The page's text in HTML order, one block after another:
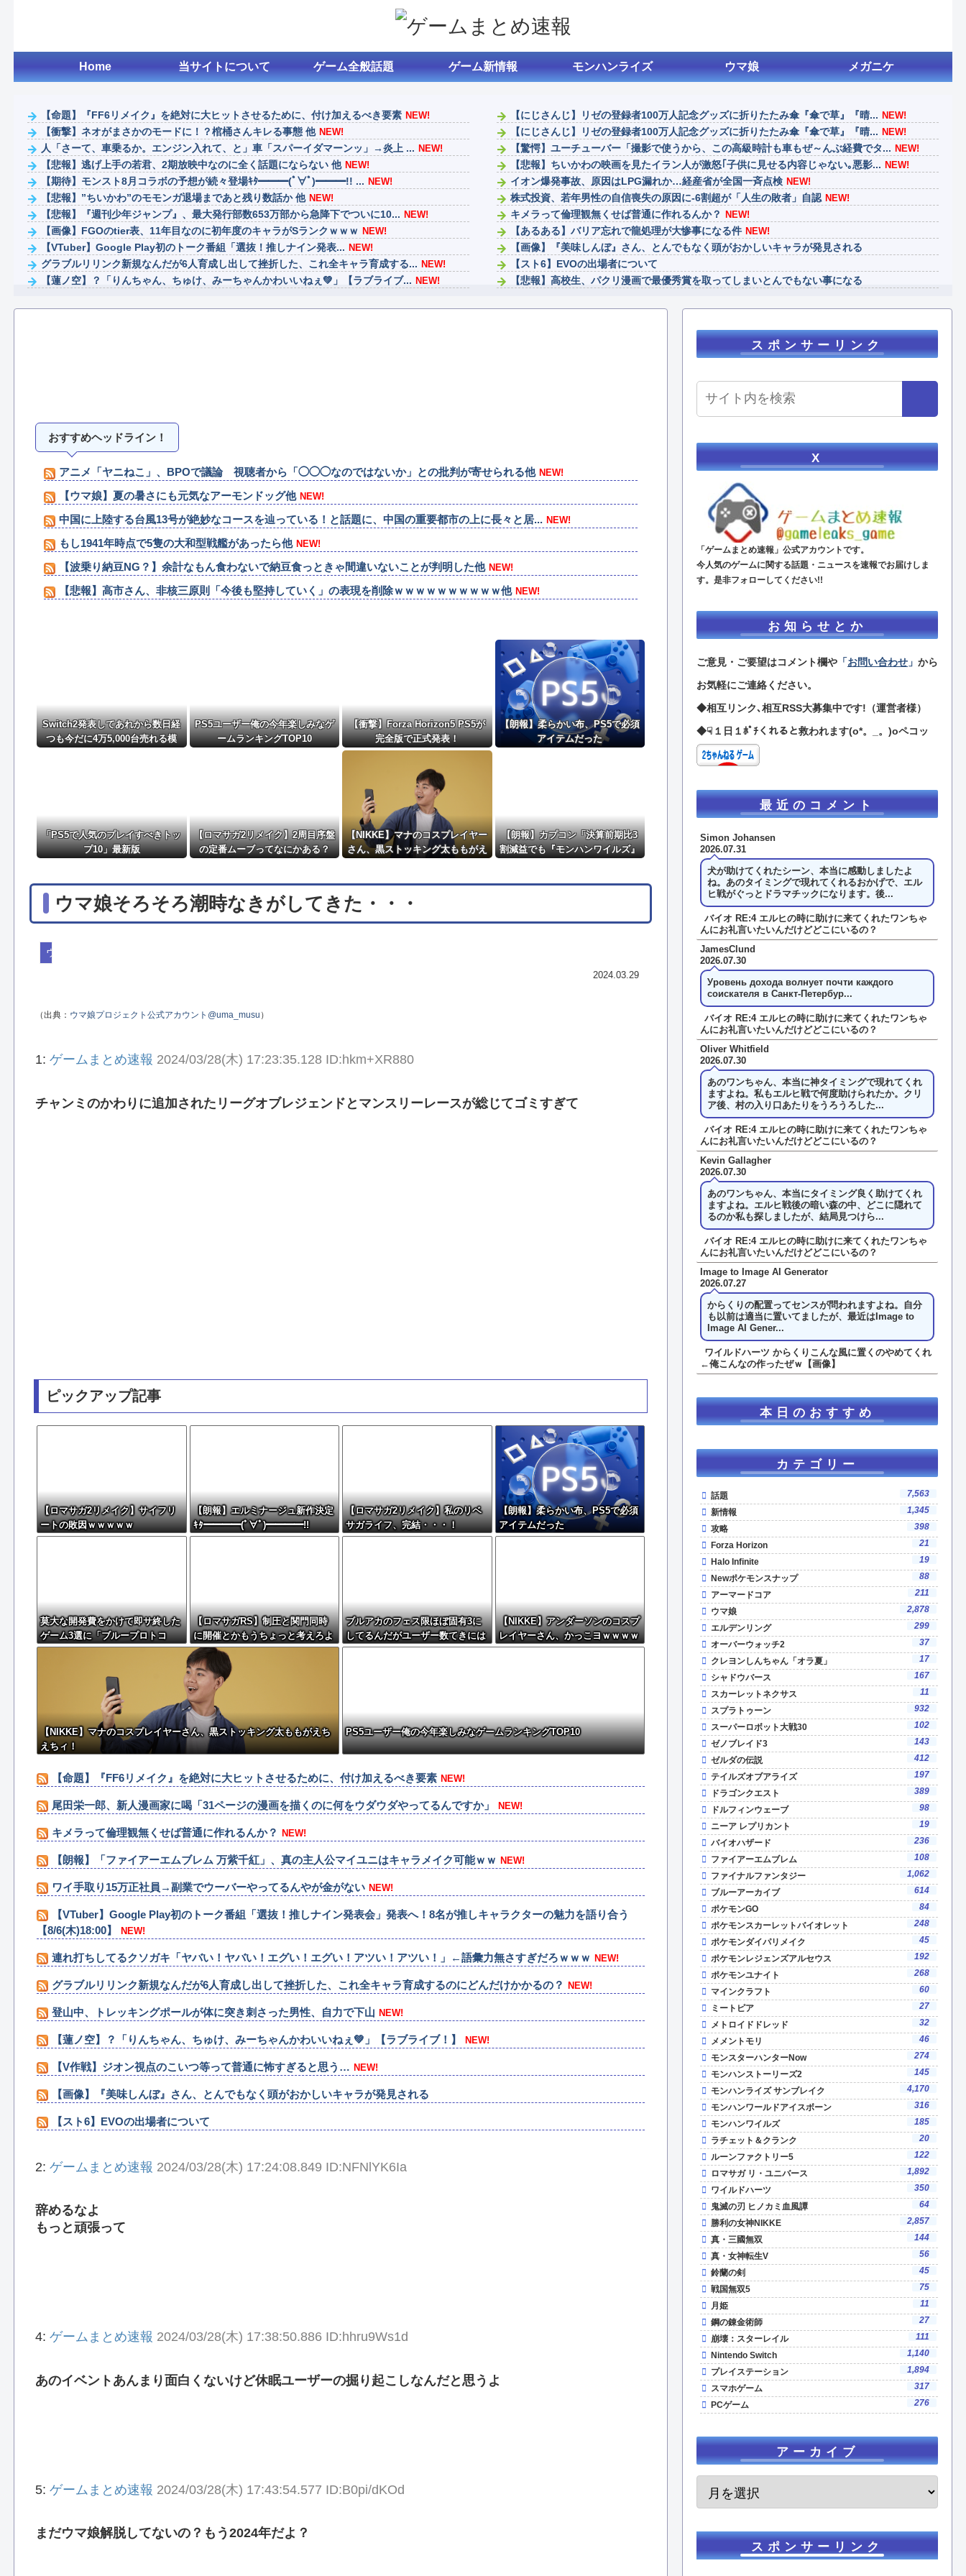
Home 当サイトについて ゲーム全般話題 ゲーム新情報 モンハンライズ ウマ娘 メガニケ
【命題】『FF6リメイク』を絶対に大ヒットさせるために、付け加えるべき要素 NEW!
【衝撃】ネオがまさかのモードに！？棺桶さんキレる事態 他 NEW!
人「さーて、車乗るか。エンジン入れて、と」車「スパーイダマーンッ」→炎上 ... NEW!
【悲報】逃げ上手の若君、2期放映中なのに全く話題にならない 他 NEW!
【期待】モンスト8月コラボの予想が続々登場ｷﾀ━━━(ﾟ∀ﾟ)━━━!! ... NEW!
【悲報】”ちいかわ”のモモンガ退場まであと残り数話か 他 NEW!
【悲報】『週刊少年ジャンプ』、最大発行部数653万部から急降下でついに10... NEW!
【画像】FGOのtier表、11年目なのに初年度のキャラがSランクｗｗｗ NEW!
【VTuber】Google Play初のトーク番組「選抜！推しナイン発表... NEW!
グラブルリリンク新規なんだが6人育成し出して挫折した、これ全キャラ育成する... NEW!
【蓮ノ空】？「りんちゃん、ちゅけ、みーちゃんかわいいねぇ💚」【ラブライブ... NEW!
【にじさんじ】リゼの登録者100万人記念グッズに折りたたみ傘『傘で草』『晴... NEW!
【にじさんじ】リゼの登録者100万人記念グッズに折りたたみ傘『傘で草』『晴... NEW!
【驚愕】ユーチューバー「撮影で使うから、この高級時計も車もぜ～んぶ経費でタ... NEW!
【悲報】ちいかわの映画を見たイラン人が激怒｢子供に見せる内容じゃない｡悪影... NEW!
イオン爆発事故、原因はLPG漏れか…経産省が全国一斉点検 NEW!
株式投資、若年男性の自信喪失の原因に-6割超が「人生の敗者」自認 NEW!
キメラって倫理観無くせば普通に作れるんか？ NEW!
【あるある】バリア忘れで龍処理が大惨事になる件 NEW!
【画像】『美味しんぼ』さん、とんでもなく頭がおかしいキャラが発見される
【スト6】EVOの出場者について
【悲報】高校生、パクリ漫画で最優秀賞を取ってしまいとんでもない事になる
ナイトレインは成功したけど、ダスクブラッドは爆死しそうだよね笑
おすすめヘッドライン！
アニメ「ヤニねこ」、BPOで議論 視聴者から「◯◯◯なのではないか」との批判が寄せられる他 NEW!
【ウマ娘】夏の暑さにも元気なアーモンドッグ他 NEW!
中国に上陸する台風13号が絶妙なコースを辿っている！と話題に、中国の重要都市の上に長々と居... NEW!
もし1941年時点で5隻の大和型戦艦があったら他 NEW!
【波乗り納豆NG？】余計なもん食わないで納豆食っときゃ間違いないことが判明した他 NEW!
【悲報】高市さん、非核三原則「今後も堅持していく」の表現を削除ｗｗｗｗｗｗｗｗｗｗ他 NEW!
グラブルリリンク新規なんだが6人育成し出して挫折した、これ全キャラ育成するのにどんだけかか... NEW!
Switch2発表してあれから数日経
つも今だに4万5,000台売れる模
PS5ユーザー俺の今年楽しみなゲ
ームランキングTOP10
【衝撃】Forza Horizon5 PS5が
完全版で正式発表！
【朗報】柔らかい布、PS5で必須
アイテムだった
「PS5で人気のプレイすべきトッ
プ10」最新版
【ロマサガ2リメイク】2周目序盤
の定番ムーブってなにかある？
【NIKKE】マナのコスプレイヤー
さん、黒ストッキング太ももがえ
【朗報】カプコン「決算前期比3
割減益でも『モンハンワイルズ』
ウマ娘そろそろ潮時なきがしてきた・・・
ウマ娘
2024.03.29
（出典： ウマ娘プロジェクト公式アカウント@uma_musu ）
1: ゲームまとめ速報 2024/03/28(木) 17:23:35.128 ID:hkm+XR880
チャンミのかわりに追加されたリーグオブレジェンドとマンスリーレースが総じてゴミすぎて
ピックアップ記事
【ロマサガ2リメイク】サイフリ
ートの敗因ｗｗｗｗｗ
【朗報】エルミナージュ新作決定
ｷﾀ━━━━(ﾟ∀ﾟ)━━━━!!
【ロマサガ2リメイク】私のリベ
サガライフ、完結・・・！
【朗報】柔らかい布、PS5で必須
アイテムだった
莫大な開発費をかけて即サ終した
ゲーム3選に「ブループロトコ
ル」「バビロン」「コンコード」
【ロマサガRS】制圧と関門同時
に開催とかもうちょっと考えろよ
w
ブルアカのフェス限ほぼ固有3に
してるんだがユーザー数てきには
どんなもん？
【NIKKE】アンダーソンのコスプ
レイヤーさん、かっこヨｗｗｗｗ
ｗｗ
【NIKKE】マナのコスプレイヤーさん、黒ストッキング太ももがえち
えちィ！
PS5ユーザー俺の今年楽しみなゲームランキングTOP10
【命題】『FF6リメイク』を絶対に大ヒットさせるために、付け加えるべき要素 NEW!
尾田栄一郎、新人漫画家に喝「31ページの漫画を描くのに何をウダウダやってるんですか」 NEW!
キメラって倫理観無くせば普通に作れるんか？ NEW!
【朗報】「ファイアーエムブレム 万紫千紅」、真の主人公マイユニはキャラメイク可能ｗｗ NEW!
ワイ手取り15万正社員→副業でウーバーやってるんやが金がない NEW!
【VTuber】Google Play初のトーク番組「選抜！推しナイン発表会」発表へ！8名が推しキャラクターの魅力を語り合う
【8/6(木)18:00】
NEW!
連れ打ちしてるクソガキ「ヤバい！ヤバい！エグい！エグい！アツい！アツい！」←語彙力無さすぎだろｗｗｗ NEW!
グラブルリリンク新規なんだが6人育成し出して挫折した、これ全キャラ育成するのにどんだけかかるの？ NEW!
登山中、トレッキングポールが体に突き刺さった男性、自力で下山 NEW!
【蓮ノ空】？「りんちゃん、ちゅけ、みーちゃんかわいいねぇ💚」【ラブライブ！】 NEW!
【V作戦】ジオン視点のこいつ等って普通に怖すぎると思う… NEW!
【画像】『美味しんぼ』さん、とんでもなく頭がおかしいキャラが発見される
【スト6】EVOの出場者について
2: ゲームまとめ速報 2024/03/28(木) 17:24:08.849 ID:NFNlYK6Ia
辞めるなよ
もっと頑張って
4: ゲームまとめ速報 2024/03/28(木) 17:38:50.886 ID:hhru9Ws1d
あのイベントあんまり面白くないけど休眠ユーザーの掘り起こしなんだと思うよ
5: ゲームまとめ速報 2024/03/28(木) 17:43:54.577 ID:B0pi/dKOd
まだウマ娘解脱してないの？もう2024年だよ？
スポンサーリンク
X
「ゲームまとめ速報」公式アカウントです。
今人気のゲームに関する話題・ニュースを速報でお届けしま
す。是非フォローしてください!!
お知らせとか
ご意見・ご要望はコメント欄や 「お問い合わせ 」 から
お気軽にご連絡ください。
◆相互リンク､相互RSS大募集中です!（運営者様）
◆☟１日１ﾎﾟﾁくれると救われます(o*。_。)oペコッ
最近のコメント
Simon Johansen
2026.07.31
犬が助けてくれたシーン、本当に感動しましたよ
ね。あのタイミングで現れてくれるおかげで、エル
ヒ戦がぐっとドラマチックになります。後...
バイオ RE:4 エルヒの時に助けに来てくれたワンちゃ
んにお礼言いたいんだけどどこにいるの？
JamesClund
2026.07.30
Уровень дохода волнует почти каждого
соискателя в Санкт-Петербур...
バイオ RE:4 エルヒの時に助けに来てくれたワンちゃ
んにお礼言いたいんだけどどこにいるの？
Oliver Whitfield
2026.07.30
あのワンちゃん、本当に神タイミングで現れてくれ
ますよね。私もエルヒ戦で何度助けられたか。クリ
ア後、村の入り口あたりをうろうろした...
バイオ RE:4 エルヒの時に助けに来てくれたワンちゃ
んにお礼言いたいんだけどどこにいるの？
Kevin Gallagher
2026.07.30
あのワンちゃん、本当にタイミング良く助けてくれ
ますよね。エルヒ戦後の暗い森の中、どこに隠れて
るのか私も探しましたが、結局見つけら...
バイオ RE:4 エルヒの時に助けに来てくれたワンちゃ
んにお礼言いたいんだけどどこにいるの？
Image to Image AI Generator
2026.07.27
からくりの配置ってセンスが問われますよね。自分
も以前は適当に置いてましたが、最近はImage to
Image AI Gener...
ワイルドハーツ からくりこんな風に置くのやめてくれ
←俺こんなの作ったぜｗ【画像】
本日のおすすめ
カテゴリー
話題
7,563
新情報
1,345
攻略
398
Forza Horizon
21
Halo Infinite
19
Newポケモンスナップ
88
アーマードコア
211
ウマ娘
2,878
エルデンリング
299
オーバーウォッチ2
37
クレヨンしんちゃん「オラ夏」
17
シャドウバース
167
スカーレットネクサス
11
スプラトゥーン
932
スーパーロボット大戦30
102
ゼノブレイド3
143
ゼルダの伝説
412
テイルズオブアライズ
197
ドラゴンクエスト
389
ドルフィンウェーブ
98
ニーア レプリカント
19
バイオハザード
236
ファイアーエムブレム
108
ファイナルファンタジー
1,062
ブルーアーカイブ
614
ポケモンGO
84
ポケモンスカーレットバイオレット
248
ポケモンダイパリメイク
45
ポケモンレジェンズアルセウス
192
ポケモンユナイト
268
マインクラフト
60
ミートピア
27
メトロイドドレッド
32
メメントモリ
46
モンスターハンターNow
274
モンハンストーリーズ2
145
モンハンライズ サンブレイク
4,170
モンハンワールドアイスボーン
316
モンハンワイルズ
185
ラチェット＆クランク
20
ルーンファクトリー5
122
ロマサガ リ・ユニバース
1,892
ワイルドハーツ
350
鬼滅の刃 ヒノカミ血風譚
64
勝利の女神NIKKE
2,857
真・三國無双
144
真・女神転生V
56
鈴蘭の剣
45
戦国無双5
75
月姫
11
鋼の錬金術師
27
崩壊：スターレイル
111
Nintendo Switch
1,140
プレイステーション
1,894
スマホゲーム
317
PCゲーム
276
アーカイブ
スポンサーリンク